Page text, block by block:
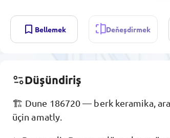
Bellemek Deňeşdirmek
Düşündiriş
🏗️ Dune 186720 — berk keramika,
üçin amatly.